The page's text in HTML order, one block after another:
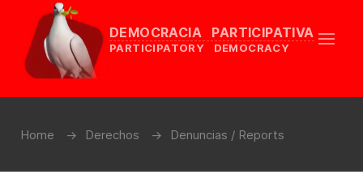
DEMOCRACIA PARTICIPATIVA
PARTICIPATORY DEMOCRACY
Home Derechos Denuncias / Reports